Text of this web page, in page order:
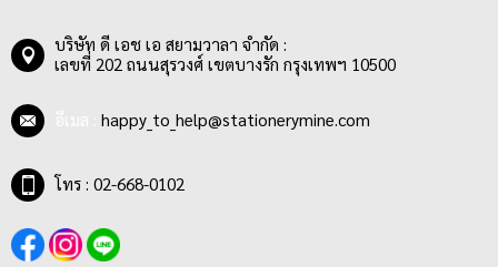
น้ำหมึกของปากกาลูกลื่นสามารถขีด เขียนข้อความได้อย่างลื่นไหล ยิ่ง
ไปกว่านั้นสินค้าบางตัวมีน้ำหมึกแบบพิเศษ เช่น น้ำหมึกเจลลูลอยด์ ที่
ให้ความหนืดต่ำและมีความถนอมกระดาษ นอกจากเรื่องปากกา
คุณภาพดีในแง่ของการใช้งานแล้ว ปากกาลูกลื่นยังมีหลากหลาย
ปากกาลูกลื่นหัวการ์ตูน, ปากกาลูกลื่นลายลิขสิทธิ์, ปากกาลูกลื่นแบบ
หัวกดลายน่ารัก และลวดลายอื่นๆ ตามความชอบของผู้ใช้งานทุกเพศ
ทุกวัย ทั้งชายและหญิง
บริษัท ดี เอช เอ สยามวาลา จำกัด :
เลขที่ 202 ถนนสุรวงศ์ เขตบางรัก กรุงเทพฯ 10500
happy_to_help@stationerymine.com
โทร : 02-668-0102